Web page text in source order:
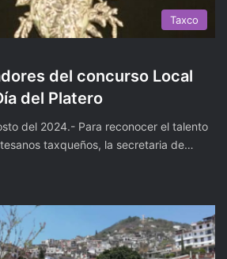
Taxco
del concurso Local
del Platero
del 2024.- Para reconocer el talento
taxqueños, la secretaria de…